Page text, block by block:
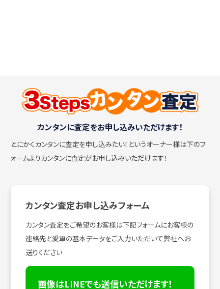
カンタンに査定をお申し込みいただけます！
とにかくカンタンに査定を申し込みたい！ というオーナー様は下のフ
ォームよりカンタンに査定がお申し込みいただけます！
カンタン査定お申し込みフォーム
カンタン査定をご希望のお客様は下記フォームにお客様の
連絡先と愛車の基本データをご入力いただいて弊社へお
送りください
画像はLINEでも送信いただけます！